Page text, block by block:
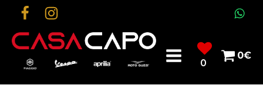
0
0€